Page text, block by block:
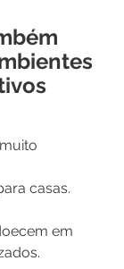
casas.
em